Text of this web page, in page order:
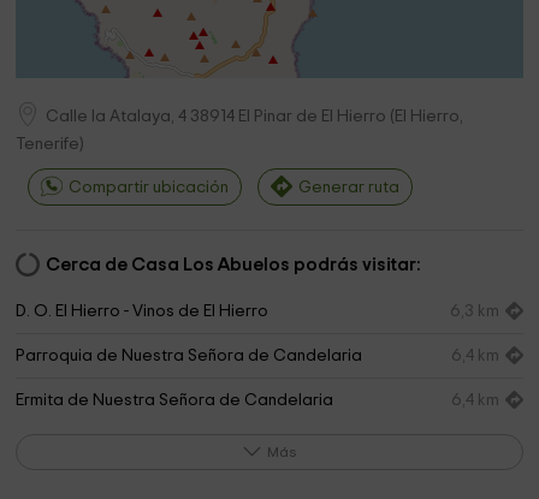
Calle la Atalaya, 4 38914 El Pinar de El Hierro ( El Hierro,
Tenerife)
Compartir ubicación Generar ruta
Cerca de Casa Los Abuelos podrás visitar:
D. O. El Hierro - Vinos de El Hierro 6,3 km
Parroquia de Nuestra Señora de Candelaria 6,4 km
Ermita de Nuestra Señora de Candelaria 6,4 km
Más